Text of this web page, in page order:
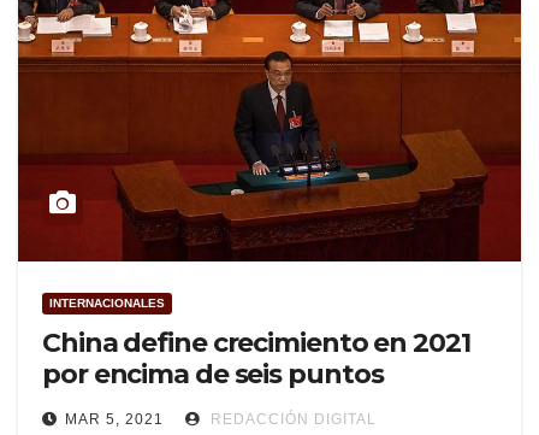
INTERNACIONALES
China define crecimiento en 2021
por encima de seis puntos
MAR 5, 2021 REDACCIÓN DIGITAL